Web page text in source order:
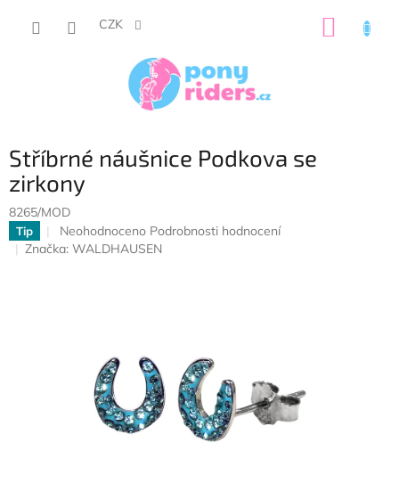
CZK
Stříbrné náušnice Podkova se
zirkony
8265/MOD
Tip
Průměrné
hodnocení
Neohodnoceno Podrobnosti hodnocení
Značka: WALDHAUSEN